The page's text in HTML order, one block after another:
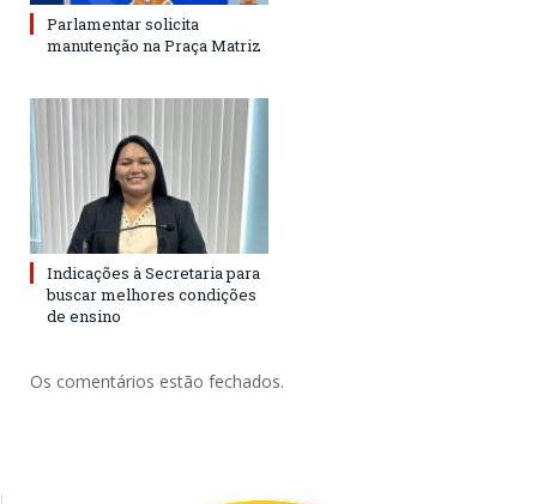
Parlamentar solicita
manutenção na Praça Matriz
Indicações à Secretaria para
buscar melhores condições
de ensino
Os comentários estão fechados.